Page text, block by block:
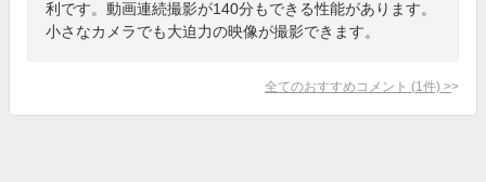
利です。動画連続撮影が140分もできる性能があります。
小さなカメラでも大迫力の映像が撮影できます。
全てのおすすめコメント (1 件) >